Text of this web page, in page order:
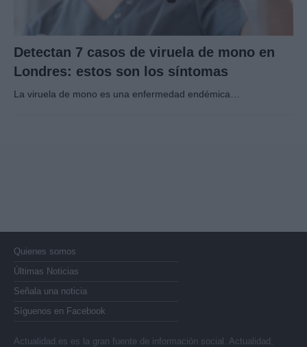
Detectan 7 casos de viruela de mono en
Londres: estos son los síntomas
La viruela de mono es una enfermedad endémica…
Quienes somos
Últimas Noticias
Señala una noticia
Síguenos en Facebook
Actualidad.es es la gran fuente de información social. Actualidad,